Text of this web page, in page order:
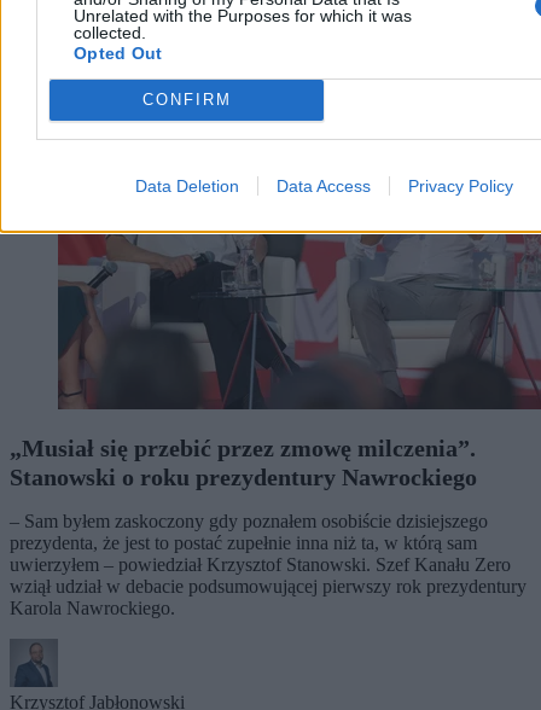
Unrelated with the Purposes for which it was
collected.
Opted Out
CONFIRM
Data Deletion Data Access Privacy Policy
Kraj
„Musiał się przebić przez zmowę milczenia”.
Stanowski o roku prezydentury Nawrockiego
– Sam byłem zaskoczony gdy poznałem osobiście dzisiejszego
prezydenta, że jest to postać zupełnie inna niż ta, w którą sam
uwierzyłem – powiedział Krzysztof Stanowski. Szef Kanału Zero
wziął udział w debacie podsumowującej pierwszy rok prezydentury
Karola Nawrockiego.
Krzysztof Jabłonowski